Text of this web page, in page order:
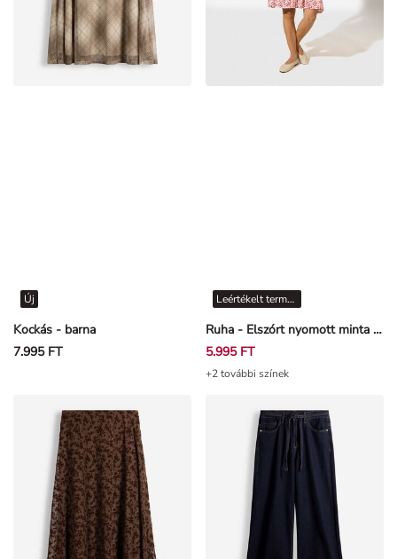
Kockás - barna
Új
7.995 FT
Ruha - Elszórt nyomott minta - Törtfehér
Leértékelt termékek
5.995 FT
+2 további színek